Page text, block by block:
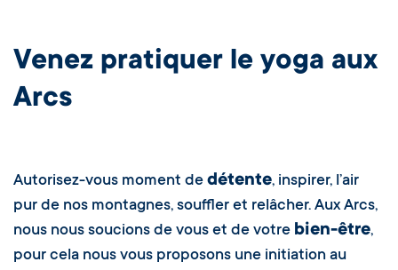
Venez pratiquer le yoga aux
Arcs
Autorisez-vous moment de détente, inspirer, l’air
pur de nos montagnes, souffler et relâcher. Aux Arcs,
nous nous soucions de vous et de votre bien-être,
pour cela nous vous proposons une initiation au